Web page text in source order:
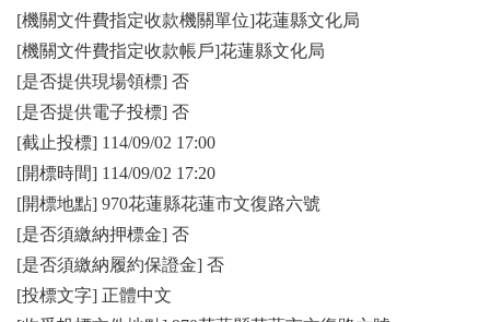
[機關文件費指定收款機關單位]花蓮縣文化局
[機關文件費指定收款帳戶]花蓮縣文化局
[是否提供現場領標] 否
[是否提供電子投標] 否
[截止投標] 114/09/02 17:00
[開標時間] 114/09/02 17:20
[開標地點] 970花蓮縣花蓮市文復路六號
[是否須繳納押標金] 否
[是否須繳納履約保證金] 否
[投標文字] 正體中文